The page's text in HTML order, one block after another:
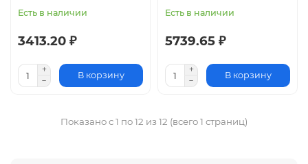
Есть в наличии
3413.20 ₽
В корзину
Есть в наличии
5739.65 ₽
В корзину
Показано с 1 по 12 из 12 (всего 1 страниц)